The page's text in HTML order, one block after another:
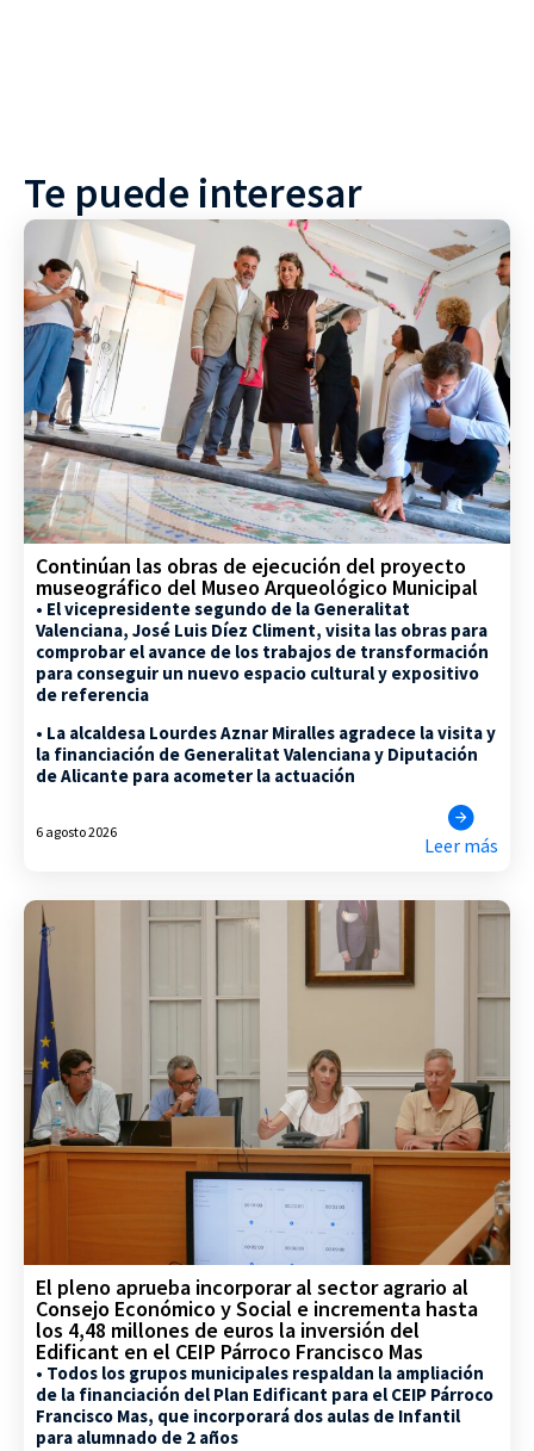
Te puede interesar
Continúan las obras de ejecución del proyecto
museográfico del Museo Arqueológico Municipal
• El vicepresidente segundo de la Generalitat
Valenciana, José Luis Díez Climent, visita las obras para
comprobar el avance de los trabajos de transformación
para conseguir un nuevo espacio cultural y expositivo
de referencia
• La alcaldesa Lourdes Aznar Miralles agradece la visita y
la financiación de Generalitat Valenciana y Diputación
de Alicante para acometer la actuación
6 agosto 2026
Leer más
El pleno aprueba incorporar al sector agrario al
Consejo Económico y Social e incrementa hasta
los 4,48 millones de euros la inversión del
Edificant en el CEIP Párroco Francisco Mas
• Todos los grupos municipales respaldan la ampliación
de la financiación del Plan Edificant para el CEIP Párroco
Francisco Mas, que incorporará dos aulas de Infantil
para alumnado de 2 años